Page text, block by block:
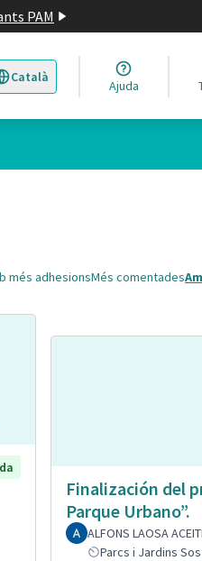
PAM
Català
Triar la llengua Elegir el idioma
Ajuda
més adhesionsMés comentades
Finalización del
Parque Urbano”.
ALFONS LAOSA
Parcs i Jardins